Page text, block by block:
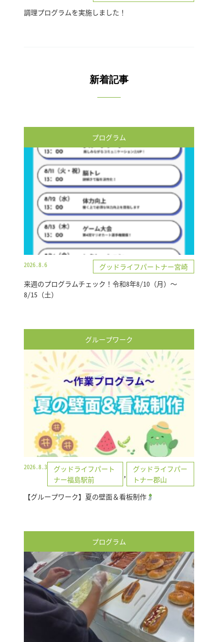
調理プログラムを実施しました！
新着記事
プログラム
2026.8.6
グッドライフパートナー宮崎
来週のプログラムチェック！令和8年8/10（月）～
8/15（土）
グループワーク
2026.8.3
グッドライフパート
ナー福島駅前
,
グッドライフパー
トナー郡山
【グループワーク】夏の壁面＆看板制作
プログラム